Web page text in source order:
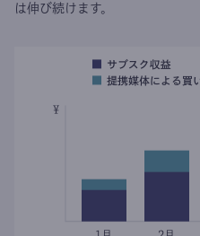
は伸び続けます。